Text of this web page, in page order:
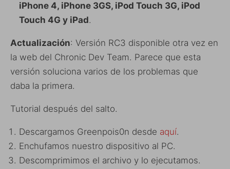
iPhone 4, iPhone 3GS, iPod Touch 3G, iPod
Touch 4G y iPad.
Actualización: Versión RC3 disponible otra vez en
la web del Chronic Dev Team. Parece que esta
versión soluciona varios de los problemas que
daba la primera.
Tutorial después del salto.
Descargamos Greenpois0n desde aquí.
Enchufamos nuestro dispositivo al PC.
Descomprimimos el archivo y lo ejecutamos.